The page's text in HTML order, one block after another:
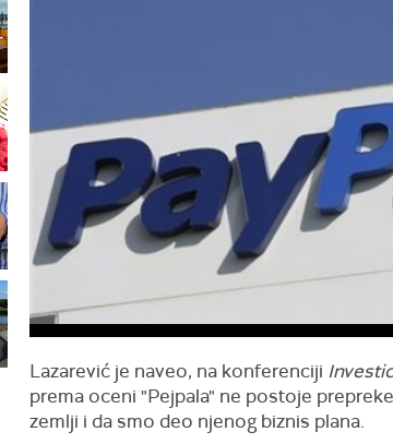
Lazarević je naveo, na konferenciji
prema oceni "Pejpala" ne postoje
zemlji i da smo deo njenog biznis plana.